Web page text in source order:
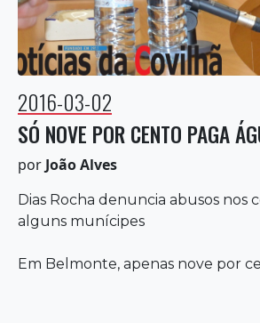
2016-03-02
SÓ NOVE POR CENTO PAGA
por João Alves
Dias Rocha denuncia abusos nos
alguns munícipes
Em Belmonte, apenas nove por